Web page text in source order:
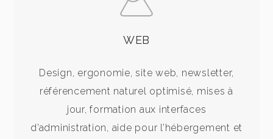
WEB
Design, ergonomie, site web, newsletter,
référencement naturel optimisé, mises à
jour, formation aux interfaces
d’administration, aide pour l’hébergement et